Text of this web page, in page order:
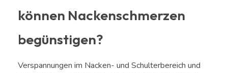
können Nackenschmerzen
begünstigen?
Verspannungen im Nacken- und Schulterbereich und